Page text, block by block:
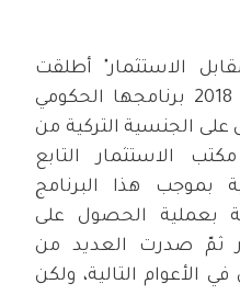
الاستثمار" أطلقت
الحكومة التركية في العام 2018 برنامجها الحكومي
الجنسية التركية من
الاستثمار التابع
بموجب هذا البرنامج
بعملية الحصول على
ثمّ صدرت العديد من
الأعوام التالية، ولكن